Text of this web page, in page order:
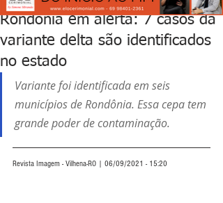
Rondônia em alerta: 7 casos da
variante delta são identificados
no estado
Variante foi identificada em seis
municípios de Rondônia. Essa cepa tem
grande poder de contaminação.
Revista Imagem - Vilhena-RO | 06/09/2021 - 15:20